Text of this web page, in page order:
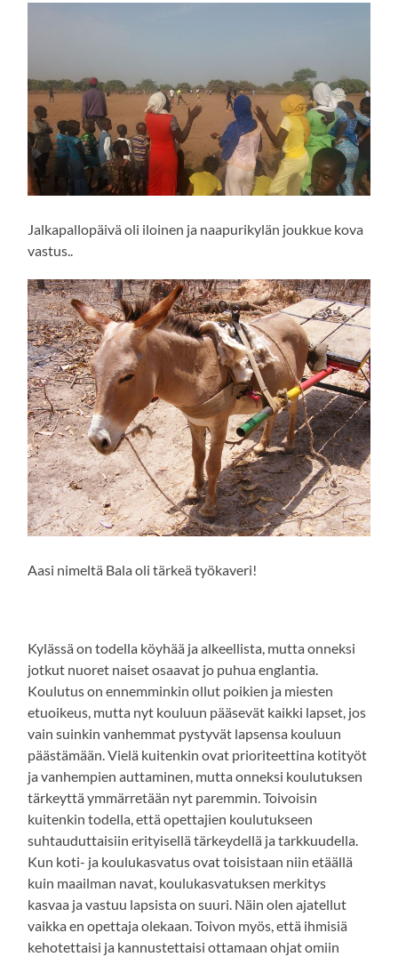
Jalkapallopäivä oli iloinen ja naapurikylän joukkue kova
vastus..
Aasi nimeltä Bala oli tärkeä työkaveri!
Kylässä on todella köyhää ja alkeellista, mutta onneksi
jotkut nuoret naiset osaavat jo puhua englantia.
Koulutus on ennemminkin ollut poikien ja miesten
etuoikeus, mutta nyt kouluun pääsevät kaikki lapset, jos
vain suinkin vanhemmat pystyvät lapsensa kouluun
päästämään. Vielä kuitenkin ovat prioriteettina kotityöt
ja vanhempien auttaminen, mutta onneksi koulutuksen
tärkeyttä ymmärretään nyt paremmin. Toivoisin
kuitenkin todella, että opettajien koulutukseen
suhtauduttaisiin erityisellä tärkeydellä ja tarkkuudella.
Kun koti- ja koulukasvatus ovat toisistaan niin etäällä
kuin maailman navat, koulukasvatuksen merkitys
kasvaa ja vastuu lapsista on suuri. Näin olen ajatellut
vaikka en opettaja olekaan. Toivon myös, että ihmisiä
kehotettaisi ja kannustettaisi ottamaan ohjat omiin